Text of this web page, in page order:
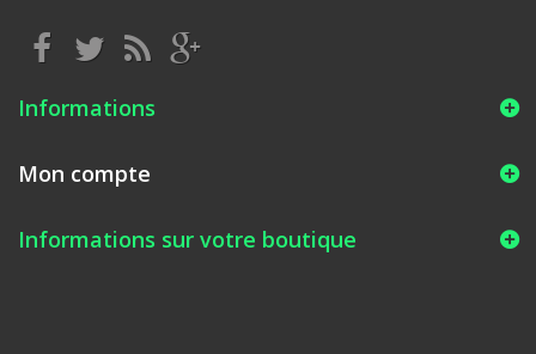
Informations
Mon compte
Informations sur votre boutique